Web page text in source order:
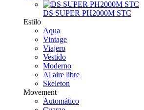
DS SUPER PH2000M STC
Estilo
Aqua
Vintage
Viajero
Vestido
Moderno
Al aire libre
Skeleton
Movement
Automático